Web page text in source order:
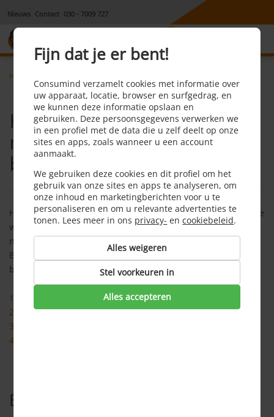
Nieuws Contact 030 - 7009 727
Home
Hoe wordt de hoogte van mijn termijnbedrag bepaald
Hoe wordt de hoogte van
mijn termijnbedrag
bepaald?
Hoe je termijnbedrag wordt berekend hangt af van de situatie
waarin je verkeert, of het gaat om een overstap,
nieuwbouwwoning, verhuizing of bij de huidige leverancier.
Bekijk per situatie op welke wijze het termijnbedrag wordt
berekend door hieronder te klikken op jouw situatie.
1. Bij huidige leverancier
2. Nieuwbouwwoning
3. Verhuizing
4. Overstap
Bekijk ook
Fijn dat je er bent!
Consumind verzamelt cookies met informatie over
uw apparaat, locatie, browser en surfgedrag, en
we kunnen deze informatie opslaan en
gebruiken. Deze persoonsgegevens verwerken we
in een profiel met de data die u zelf deelt op onze
sites en apps, zoals wanneer u een account
aanmaakt.
We gebruiken deze cookies en dit profiel om het
gebruik van onze sites en apps te analyseren, om
onze inhoud en marketingberichten voor u te
personaliseren en om u relevante advertenties te
tonen. Lees meer in ons privacy- encookiebeleid.
Alles weigeren
Stel voorkeuren in
Alles accepteren